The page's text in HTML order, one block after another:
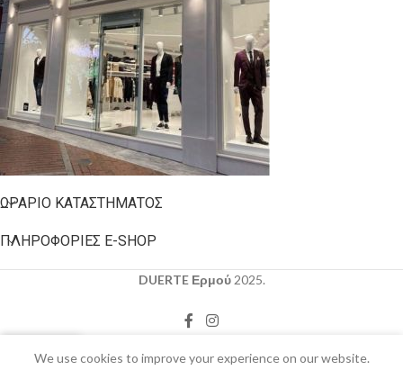
ΩΡΆΡΙΟ ΚΑΤΑΣΤΉΜΑΤΟΣ
ΠΛΗΡΟΦΟΡΊΕΣ E-SHOP
DUERTE Ερμού 2025.
We use cookies to improve your experience on our website.